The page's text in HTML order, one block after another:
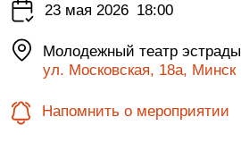
23 мая 2026 18:00
Молодежный театр эстрады
ул. Московская, 18а, Минск
Напомнить о мероприятии